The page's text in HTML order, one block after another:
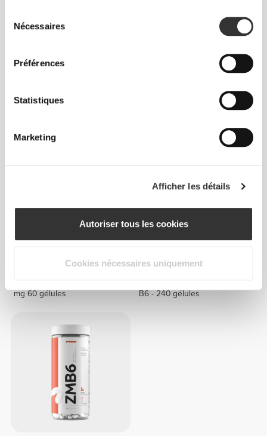
Nécessaires
Préférences
Statistiques
Marketing
Afficher les détails
Autoriser tous les cookies
Cookies nécessaires uniquement
ZMA - Zinc, Magnesium and
Magnesium Oxide 400mg
mg 60 gélules
€20.08
B6 - 240 gélules